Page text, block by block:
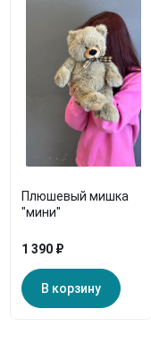
Плюшевый мишка
"мини"
1 390 ₽
В корзину